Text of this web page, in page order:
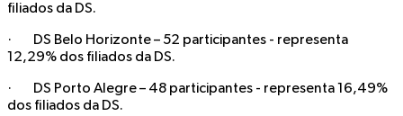
filiados da DS.
· DS Belo Horizonte – 52 participantes - representa
12,29% dos filiados da DS.
· DS Porto Alegre – 48 participantes - representa 16,49%
dos filiados da DS.